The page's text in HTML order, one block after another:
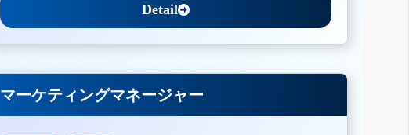
Detail
マーケティングマネージャー